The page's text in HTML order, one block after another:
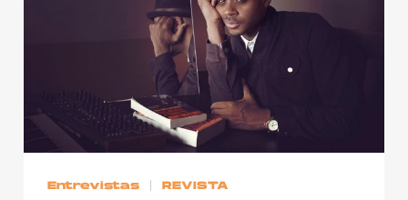
Entrevistas REVISTA